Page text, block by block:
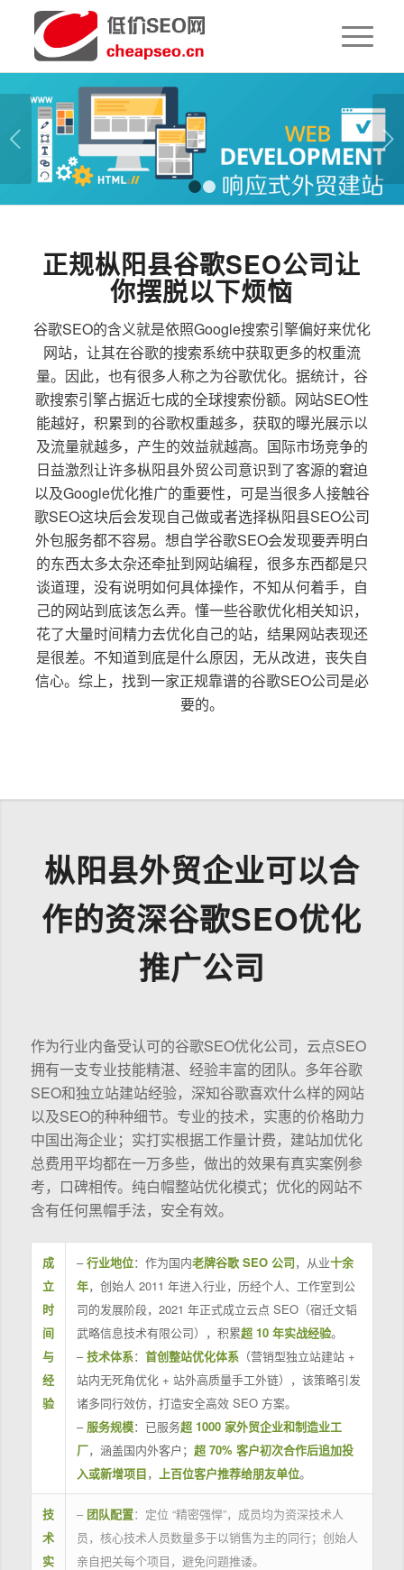
下一页
1 2
正规枞阳县谷歌SEO公司让
你摆脱以下烦恼
谷歌SEO的含义就是依照Google搜索引擎偏好来优化
网站，让其在谷歌的搜索系统中获取更多的权重流
量。因此，也有很多人称之为谷歌优化。据统计，谷
歌搜索引擎占据近七成的全球搜索份额。网站SEO性
能越好，积累到的谷歌权重越多，获取的曝光展示以
及流量就越多，产生的效益就越高。国际市场竞争的
日益激烈让许多枞阳县外贸公司意识到了客源的窘迫
以及Google优化推广的重要性，可是当很多人接触谷
歌SEO这块后会发现自己做或者选择枞阳县SEO公司
外包服务都不容易。想自学谷歌SEO会发现要弄明白
的东西太多太杂还牵扯到网站编程，很多东西都是只
谈道理，没有说明如何具体操作，不知从何着手，自
己的网站到底该怎么弄。懂一些谷歌优化相关知识，
花了大量时间精力去优化自己的站，结果网站表现还
是很差。不知道到底是什么原因，无从改进，丧失自
信心。综上，找到一家正规靠谱的谷歌SEO公司是必
要的。
枞阳县外贸企业可以合
作的资深谷歌SEO优化
推广公司
作为行业内备受认可的谷歌SEO优化公司，云点SEO
拥有一支专业技能精湛、经验丰富的团队。多年谷歌
SEO和独立站建站经验，深知谷歌喜欢什么样的网站
以及SEO的种种细节。专业的技术，实惠的价格助力
中国出海企业；实打实根据工作量计费，建站加优化
总费用平均都在一万多些，做出的效果有真实案例参
考，口碑相传。纯白帽整站优化模式；优化的网站不
含有任何黑帽手法，安全有效。
成
立
时
间
与
经
验
–行业地位：作为国内老牌谷歌 SEO 公司，从业十余
年，创始人 2011 年进入行业，历经个人、工作室到公
司的发展阶段，2021 年正式成立云点 SEO（宿迁文韬
武略信息技术有限公司），积累超 10 年实战经验。
–技术体系： 首创整站优化体系（营销型独立站建站 +
站内无死角优化 + 站外高质量手工外链），该策略引发
诸多同行效仿，打造安全高效 SEO 方案。
– 服务规模：已服务超 1000 家外贸企业和制造业工
厂，涵盖国内外客户； 超 70% 客户初次合作后追加投
入或新增项目， 上百位客户推荐给朋友单位。
技
术
实
– 团队配置：定位 “精密强悍”，成员均为资深技术人
员，核心技术人员数量多于以销售为主的同行；创始人
亲自把关每个项目，避免问题推诿。